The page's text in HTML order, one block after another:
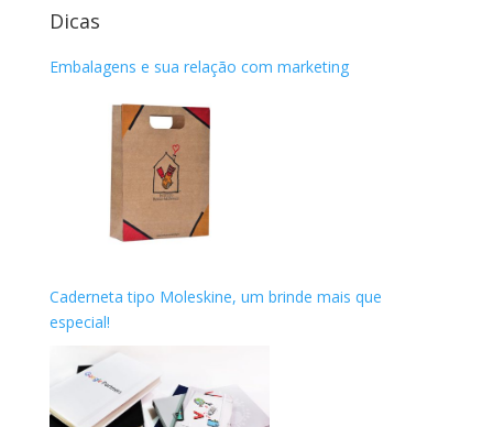
Dicas
Embalagens e sua relação com marketing
Caderneta tipo Moleskine, um brinde mais que
especial!